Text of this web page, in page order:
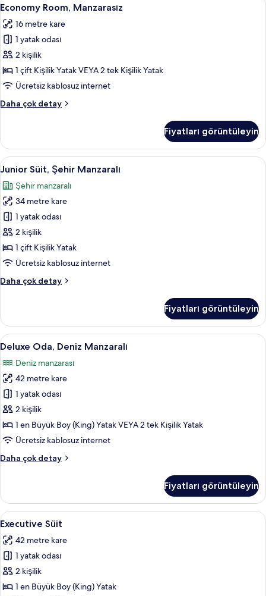
Room,
Manzarasız
için
tüm
fotoğrafları
görün
4
Economy Room, Manzarasız
16 metre kare
1 yatak odası
2 kişilik
1 çift Kişilik Yatak VEYA 2 tek Kişilik Yatak
Ücretsiz kablosuz internet
Daha çok detay
Economy
daha
fazla
detay
Fiyatları görüntüleyin
Junior
Süit,
Şehir
Manzaralı
için
tüm
fotoğrafları
görün
Junior Süit, Şehir Manzaralı | Kaliteli
5
Junior Süit, Şehir Manzaralı
Şehir manzaralı
34 metre kare
1 yatak odası
2 kişilik
1 çift Kişilik Yatak
Ücretsiz kablosuz internet
Daha çok detay
Junior
hakkında
daha
fazla
Fiyatları görüntüleyin
Deluxe
Oda,
Deniz
Manzaralı
için
tüm
fotoğrafları
görün
Deluxe Oda, Deniz Manzaralı | Kaliteli
12
Deluxe Oda, Deniz Manzaralı
Deniz manzarası
42 metre kare
1 yatak odası
2 kişilik
1 en Büyük Boy (King) Yatak VEYA 2 tek Kişilik Yatak
Ücretsiz kablosuz internet
Daha çok detay
Deluxe
hakkında
daha
fazla
Fiyatları görüntüleyin
Executive
Süit
için
tüm
fotoğrafları
görün
Executive Süit | Kaliteli yatak takımı,
5
Executive Süit
42 metre kare
1 yatak odası
2 kişilik
1 en Büyük Boy (King) Yatak